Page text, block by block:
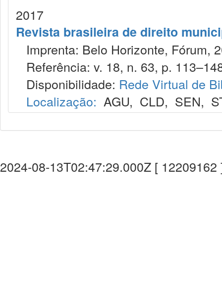
2017
Revista brasileira de direito
Imprenta: Belo Horizonte, Fórum,
Referência: v. 18, n. 63, p.
Disponibilidade: Rede Virtual de
Localização: AGU, CLD, SEN,
2024-08-13T02:47:29.000Z [ 12209162